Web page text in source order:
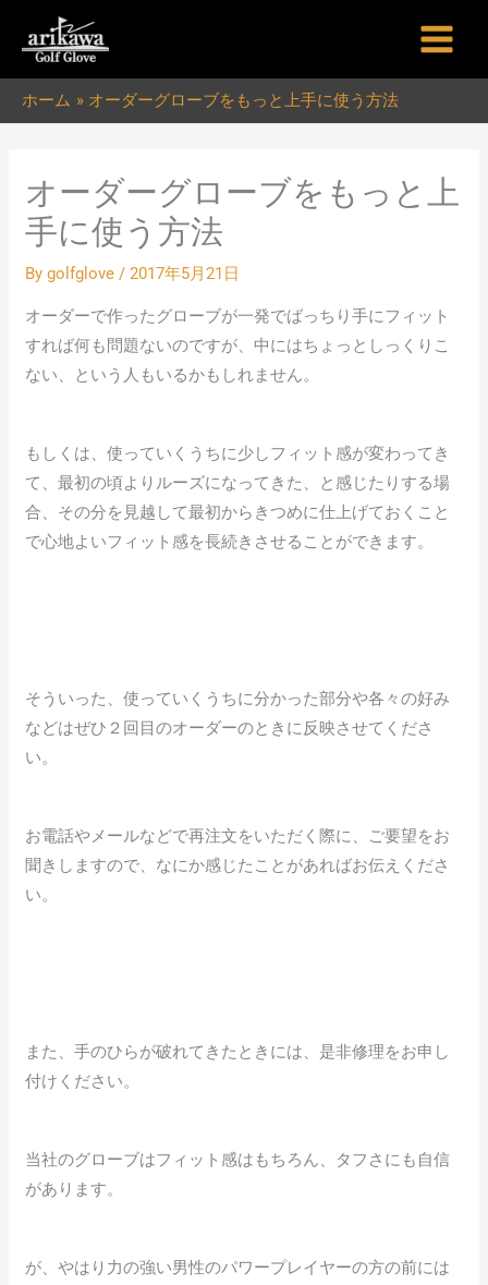
ホーム オーダーグローブをもっと上手に使う方法
オーダーグローブをもっと上
手に使う方法
Bygolfglove/2017年5月21日
オーダーで作ったグローブが一発でばっちり手にフィット
すれば何も問題ないのですが、中にはちょっとしっくりこ
ない、という人もいるかもしれません。
もしくは、使っていくうちに少しフィット感が変わってき
て、最初の頃よりルーズになってきた、と感じたりする場
合、その分を見越して最初からきつめに仕上げておくこと
で心地よいフィット感を長続きさせることができます。
そういった、使っていくうちに分かった部分や各々の好み
などはぜひ２回目のオーダーのときに反映させてくださ
い。
お電話やメールなどで再注文をいただく際に、ご要望をお
聞きしますので、なにか感じたことがあればお伝えくださ
い。
また、手のひらが破れてきたときには、是非修理をお申し
付けください。
当社のグローブはフィット感はもちろん、タフさにも自信
があります。
が、やはり力の強い男性のパワープレイヤーの方の前には